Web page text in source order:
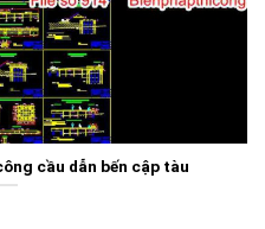
cầu dẫn bến cập tàu